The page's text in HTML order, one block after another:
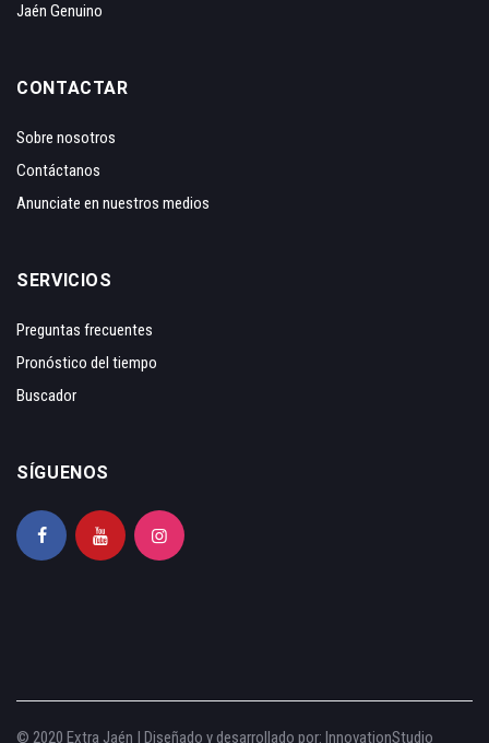
Jaén Genuino
CONTACTAR
Sobre nosotros
Contáctanos
Anunciate en nuestros medios
SERVICIOS
Preguntas frecuentes
Pronóstico del tiempo
Buscador
SÍGUENOS
© 2020 Extra Jaén | Diseñado y desarrollado por: InnovationStudio